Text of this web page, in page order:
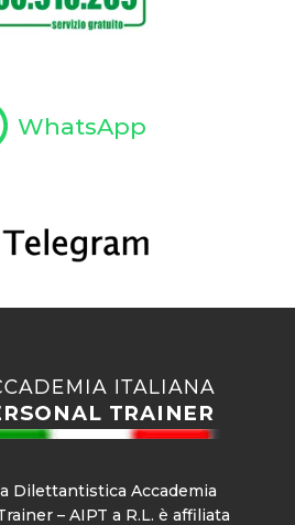
WhatsApp
Dilettantistica Accademia
– AIPT a R.L. è affiliata